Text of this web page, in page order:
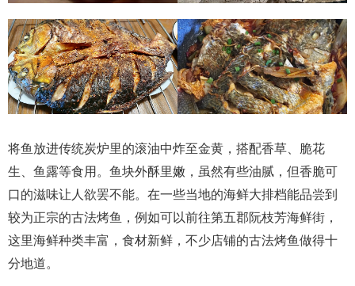
将鱼放进传统炭炉里的滚油中炸至金黄，搭配香草、脆花
生、鱼露等食用。鱼块外酥里嫩，虽然有些油腻，但香脆可
口的滋味让人欲罢不能。在一些当地的海鲜大排档能品尝到
较为正宗的古法烤鱼，例如可以前往第五郡阮枝芳海鲜街，
这里海鲜种类丰富，食材新鲜，不少店铺的古法烤鱼做得十
分地道。